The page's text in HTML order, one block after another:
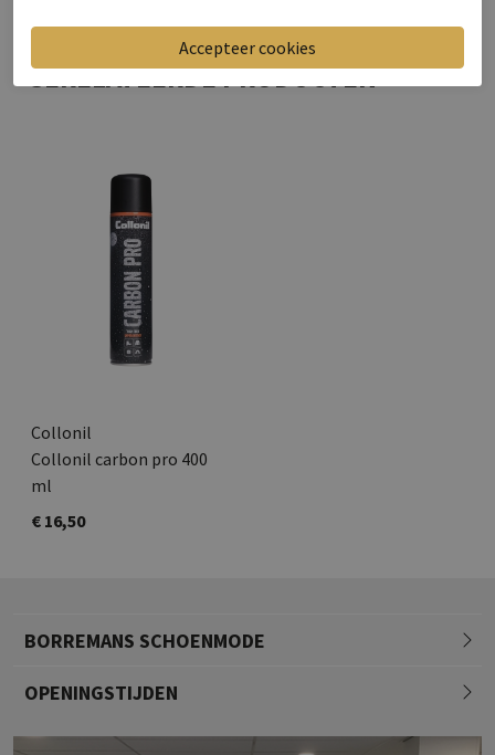
GERELATEERDE PRODUCTEN
Collonil
Collonil carbon pro 400
ml
€ 16,50
BORREMANS SCHOENMODE
OPENINGSTIJDEN
Maandag
13.00 - 18.00